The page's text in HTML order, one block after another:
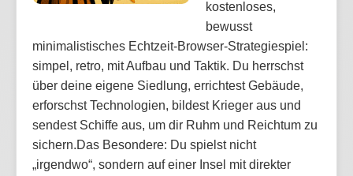
kostenloses,
bewusst
minimalistisches Echtzeit-Browser-Strategiespiel:
simpel, retro, mit Aufbau und Taktik. Du herrschst
über deine eigene Siedlung, errichtest Gebäude,
erforschst Technologien, bildest Krieger aus und
sendest Schiffe aus, um dir Ruhm und Reichtum zu
sichern.Das Besondere: Du spielst nicht
„irgendwo“, sondern auf einer Insel mit direkter